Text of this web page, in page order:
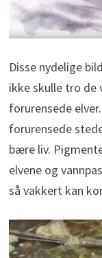
Disse nydelige
ikke skulle tro
forurensede
forurensede
bære liv.
elvene og
så vakkert kan